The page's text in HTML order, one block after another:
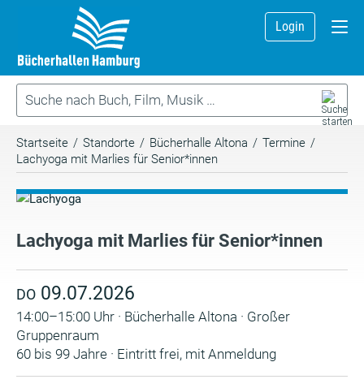
Login
Startseite / Standorte / Bücherhalle Altona / Termine /
Lachyoga mit Marlies für Senior*innen
Lachyoga mit Marlies für Senior*innen
DO 09.07.2026
14:00–15:00 Uhr · Bücherhalle Altona · Großer
Gruppenraum
60 bis 99 Jahre · Eintritt frei, mit Anmeldung